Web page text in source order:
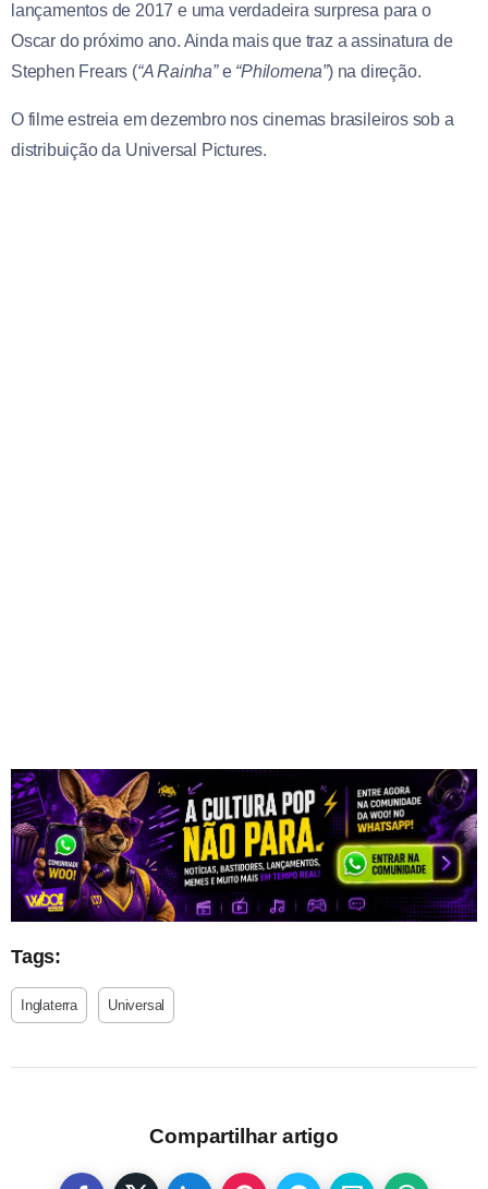
lançamentos de 2017 e uma verdadeira surpresa para o
Oscar do próximo ano. Ainda mais que traz a assinatura de
Stephen Frears (“A Rainha”e “Philomena”) na direção.
O filme estreia em dezembro nos cinemas brasileiros sob a
distribuição da Universal Pictures.
Tags:
Inglaterra Universal
Compartilhar artigo